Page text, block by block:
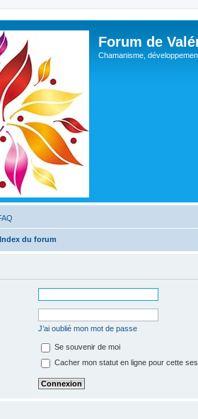
Forum de
Chamanisme,
Index du forum
J’ai oublié mon mot de passe
Se souvenir de moi
Cacher mon statut en ligne pour cette